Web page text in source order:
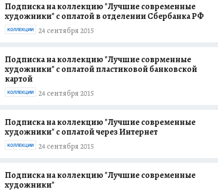
Подписка на коллекцию "Лучшие современные
художники" с оплатой в отделении Сбербанка РФ
24 сентября 2015
КОЛЛЕКЦИИ
Подписка на коллекцию "Лучшие соврменные
художники" с оплатой пластиковой банковской
картой
24 сентября 2015
КОЛЛЕКЦИИ
Подписка на коллекцию "Лучшие современные
художники" с оплатой через Интернет
24 сентября 2015
КОЛЛЕКЦИИ
Подписка на коллекцию "Лучшие современные
художники"